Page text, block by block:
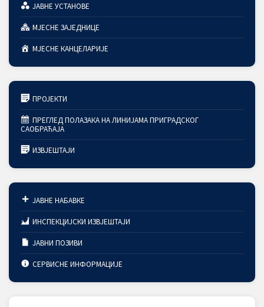
ЈАВНЕ УСТАНОВЕ
МЈЕСНЕ ЗАЈЕДНИЦЕ
МЈЕСНЕ КАНЦЕЛАРИЈЕ
ПРОЈЕКТИ
ПРЕГЛЕД ПОЛАЗАКА НА ЛИНИЈАМА ПРИГРАДСКОГ
САОБРАЋАЈА
ИЗВЈЕШТАЈИ
ЈАВНЕ НАБАВКЕ
ИНСПЕКЦИЈСКИ ИЗВЈЕШТАЈИ
ЈАВНИ ПОЗИВИ
СЕРВИСНЕ ИНФОРМАЦИЈЕ